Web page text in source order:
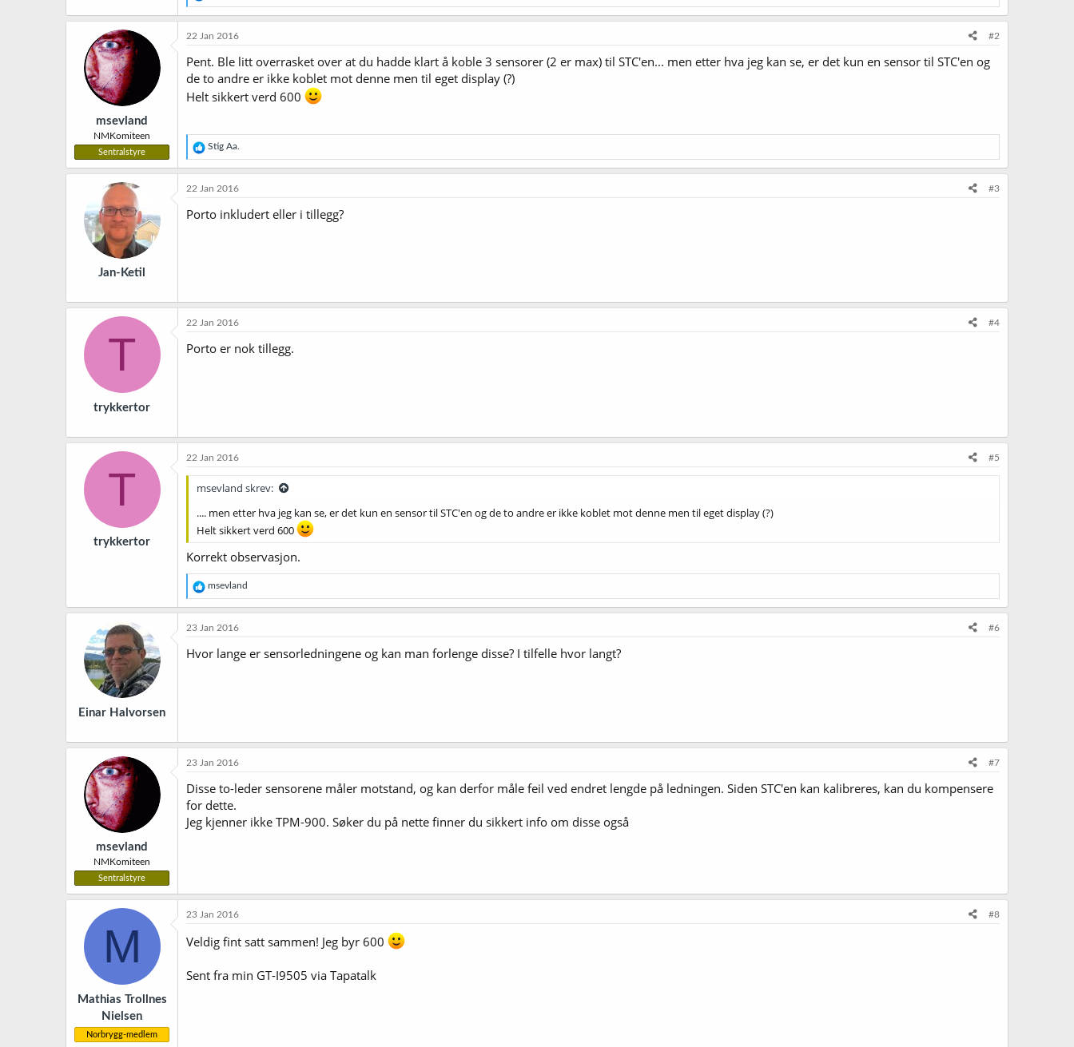
e
a
j
o
n
e
msevland
NMKomiteen
Sentralstyre
22 Jan 2016 #2
Pent. Ble litt overrasket over at du hadde klart å koble 3 sensorer (2 er max) til STC'en... men etter hva jeg kan se, er det kun en sensor til STC'en og
de to andre er ikke koblet mot denne men til eget display (?)
Helt sikkert verd 600
R
e
a
j
o
Stig Aa.
Jan-Ketil
22 Jan 2016 #3
Porto inkludert eller i tillegg?
T
trykkertor
22 Jan 2016 #4
Porto er nok tillegg.
T
trykkertor
22 Jan 2016 #5
msevland skrev:
.... men etter hva jeg kan se, er det kun en sensor til STC'en og de to andre er ikke koblet mot denne men til eget display (?)
Helt sikkert verd 600
Korrekt observasjon.
R
e
a
o
msevland
Einar Halvorsen
23 Jan 2016 #6
Hvor lange er sensorledningene og kan man forlenge disse? I tilfelle hvor langt?
msevland
NMKomiteen
Sentralstyre
23 Jan 2016 #7
Disse to-leder sensorene måler motstand, og kan derfor måle feil ved endret lengde på ledningen. Siden STC'en kan kalibreres, kan du kompensere
for dette.
Jeg kjenner ikke TPM-900. Søker du på nette finner du sikkert info om disse også
M
Mathias Trollnes
Nielsen
Norbrygg-medlem
23 Jan 2016 #8
Veldig fint satt sammen! Jeg byr 600
Sent fra min GT-I9505 via Tapatalk